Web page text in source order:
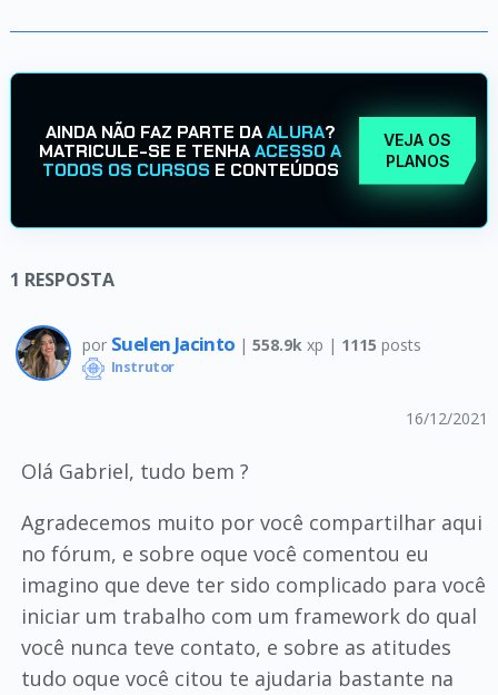
AINDA NÃO FAZ PARTE DAALURA?
MATRICULE-SE E TENHAACESSO A
TODOS OS CURSOS E CONTEÚDOS
VEJA OS
PLANOS
1 RESPOSTA
por Suelen Jacinto | 558.9k xp | 1115 posts
Instrutor
16/12/2021
Olá Gabriel, tudo bem ?
Agradecemos muito por você compartilhar aqui
no fórum, e sobre oque você comentou eu
imagino que deve ter sido complicado para você
iniciar um trabalho com um framework do qual
você nunca teve contato, e sobre as atitudes
tudo oque você citou te ajudaria bastante na